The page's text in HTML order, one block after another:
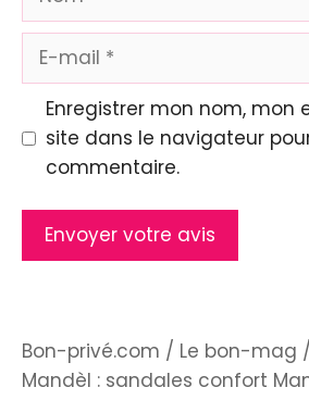
Enregistrer mon nom, mon
site dans le navigateur
commentaire.
Bon-privé.com / Le bon-mag /
Mandèl : sandales confort